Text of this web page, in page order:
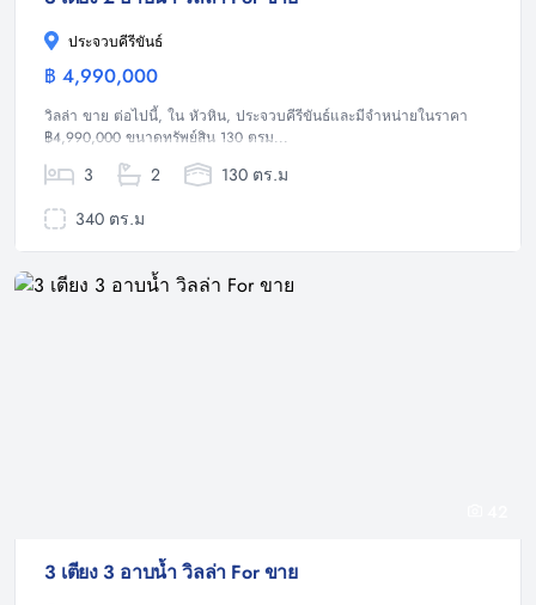
ประจวบคีรีขันธ์
฿ 4,990,000
วิลล่า ขาย ต่อไปนี้, ใน หัวหิน, ประจวบคีรีขันธ์และมีจำหน่ายในราคา
฿4,990,000 ขนาดทรัพย์สิน 130 ตรม...
3 2
130 ตร.ม
340 ตร.ม
3 เตียง 3 อาบน้ำ วิลล่า For ขาย